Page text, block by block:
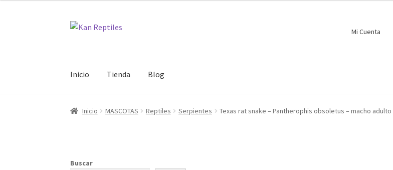
Ir
Ir
Mi Cuenta
Inicio Tienda Blog
Inicio MASCOTAS Reptiles Serpientes Texas rat snake – Pantherophis obsoletus – macho adulto
Buscar